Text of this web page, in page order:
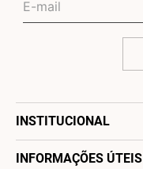
INSTITUCIONAL
INFORMAÇÕES ÚTEIS